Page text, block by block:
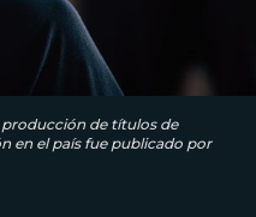
de títulos de
en el país fue publicado por